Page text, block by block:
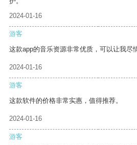
2024-01-16
游客
这款app的音乐资源非常优质，可以让我尽
2024-01-16
游客
这款软件的价格非常实惠，值得推荐。
2024-01-16
游客